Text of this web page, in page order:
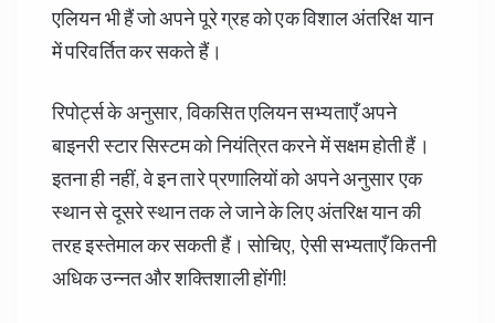
एलियन भी हैं जो अपने पूरे ग्रह को एक विशाल अंतरिक्ष यान
में परिवर्तित कर सकते हैं।
रिपोर्ट्स के अनुसार, विकसित एलियन सभ्यताएँ अपने
बाइनरी स्टार सिस्टम को नियंत्रित करने में सक्षम होती हैं।
इतना ही नहीं, वे इन तारे प्रणालियों को अपने अनुसार एक
स्थान से दूसरे स्थान तक ले जाने के लिए अंतरिक्ष यान की
तरह इस्तेमाल कर सकती हैं। सोचिए, ऐसी सभ्यताएँ कितनी
अधिक उन्नत और शक्तिशाली होंगी!